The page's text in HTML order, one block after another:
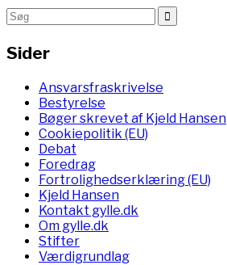
Sider
Ansvarsfraskrivelse
Bestyrelse
Bøger skrevet af Kjeld Hansen
Cookiepolitik (EU)
Debat
Foredrag
Fortrolighedserklæring (EU)
Kjeld Hansen
Kontakt gylle.dk
Om gylle.dk
Stifter
Værdigrundlag